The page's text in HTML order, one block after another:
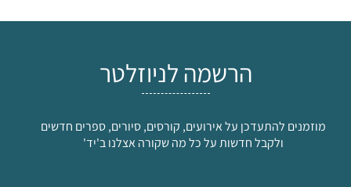
הרשמה לניוזלטר
מוזמנים להתעדכן על אירועים, קורסים, סיורים, ספרים חדשים
ולקבל חדשות על כל מה שקורה אצלנו ב'יד'